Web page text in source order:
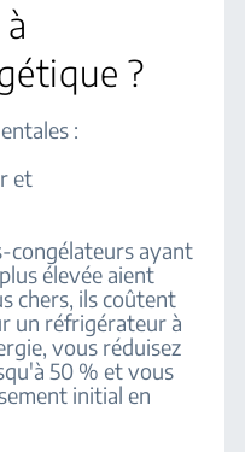
?
:
et
congélateurs ayant
élevée aient
chers, ils coûtent
un réfrigérateur à
vous réduisez
50 % et vous
initial en